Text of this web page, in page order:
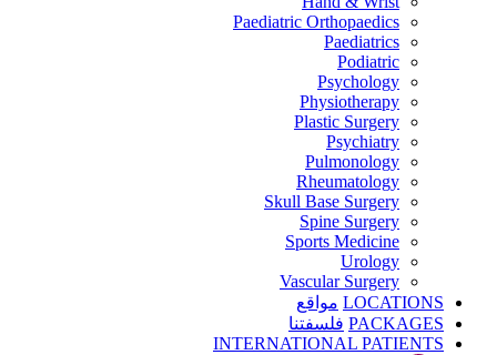
Paediatric Orthopaedics
Paediatrics
Podiatric
Psychology
Physiotherapy
Plastic Surgery
Psychiatry
Pulmonology
Rheumatology
Skull Base Surgery
Spine Surgery
Sports Medicine
Urology
Vascular Surgery
LOCATIONS مواقع
PACKAGES فلسفتنا
INTERNATIONAL PATIENTS